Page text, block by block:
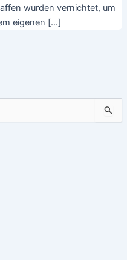
wurden vernichtet, um
eigenen […]